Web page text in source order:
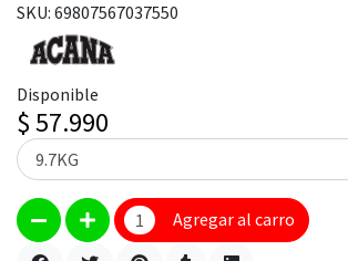
SKU: 69807567037550
Disponible
$ 57.990
Agregar al carro